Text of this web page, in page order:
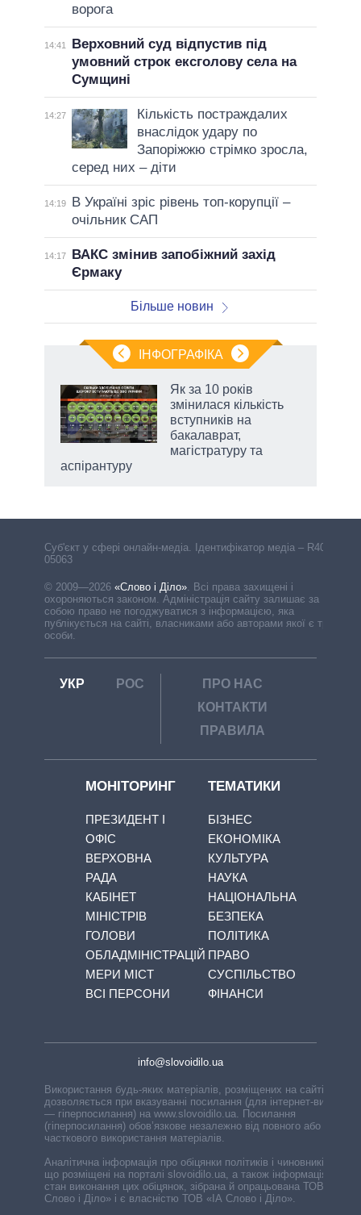
ворога
14:41
Верховний суд відпустив під
умовний строк ексголову села на
Сумщині
14:27
Кількість постраждалих
внаслідок удару по
Запоріжжю стрімко зросла,
серед них – діти
14:19
В Україні зріс рівень топ-корупції –
очільник САП
14:17
ВАКС змінив запобіжний захід
Єрмаку
Більше новин
ІНФОГРАФІКА
Як за 10 років
змінилася кількість
вступників на
бакалаврат,
магістратуру та
аспірантуру
Cуб'єкт у сфері онлайн-медіа. Ідентифікатор медіа – R40-
05063
© 2009—2026 «Слово і Діло». Всі права захищені і
охороняються законом. Адміністрація сайту залишає за
собою право не погоджуватися з інформацією, яка
публікується на сайті, власниками або авторами якої є треті
особи.
УКР РОС
ПРО НАС
КОНТАКТИ
ПРАВИЛА
МОНІТОРИНГ
ПРЕЗИДЕНТ І
ОФІС
ВЕРХОВНА
РАДА
КАБІНЕТ
МІНІСТРІВ
ГОЛОВИ
ОБЛАДМІНІСТРАЦІЙ
МЕРИ МІСТ
ВСІ ПЕРСОНИ
ТЕМАТИКИ
БІЗНЕС
ЕКОНОМІКА
КУЛЬТУРА
НАУКА
НАЦІОНАЛЬНА
БЕЗПЕКА
ПОЛІТИКА
ПРАВО
СУСПІЛЬСТВО
ФІНАНСИ
info@slovoidilo.ua
Використання будь-яких матеріалів, розміщених на сайті,
дозволяється при вказуванні посилання (для інтернет-видань
— гіперпосилання) на www.slovoidilo.ua. Посилання
(гіперпосилання) обов’язкове незалежно від повного або
часткового використання матеріалів.
Аналітична інформація про обіцянки політиків і чиновників,
що розміщені на порталі slovoidilo.ua, а також інформація про
стан виконання цих обіцянок, зібрана й опрацьована ТОВ «ІА
Слово і Діло» і є власністю ТОВ «ІА Слово і Діло».